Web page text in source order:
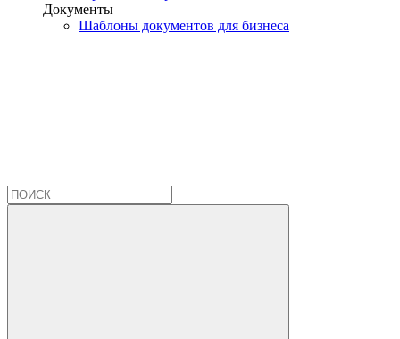
Документы
Шаблоны документов для бизнеса